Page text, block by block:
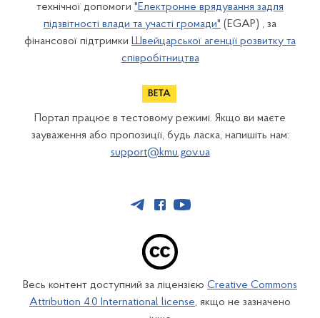
технічної допомоги "Електронне врядування задля
підзвітності влади та участі громади" (EGAP) , за
фінансової підтримки Швейцарської агенції розвитку та
співробітництва
Портал працює в тестовому режимі. Якщо ви маєте
зауваження або пропозиції, будь ласка, напишіть нам:
support@kmu.gov.ua
Весь контент доступний за ліцензією Creative Commons
Attribution 4.0 International license, якщо не зазначено